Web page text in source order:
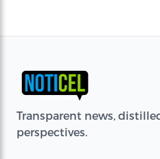
Transparent news,
perspectives.